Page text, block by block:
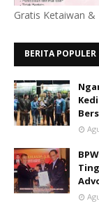
Gratis Ketaiwan
BERITA POPULER